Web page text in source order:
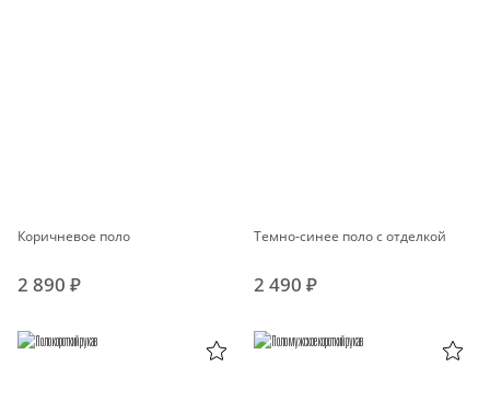
Коричневое поло
2 890 ₽
Темно-синее поло с отделкой
2 490 ₽